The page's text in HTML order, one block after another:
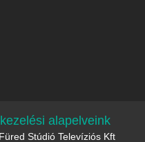
alapelveink
Stúdió Televíziós Kft